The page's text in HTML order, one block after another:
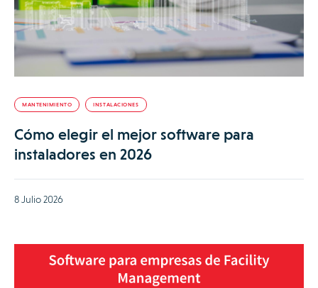
MANTENIMIENTO INSTALACIONES
Cómo elegir el mejor software para
instaladores en 2026
8 Julio 2026